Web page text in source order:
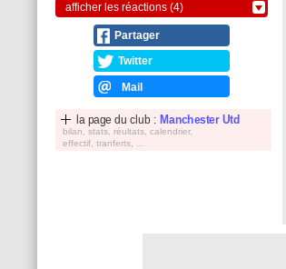
afficher les réactions (4)
Partager
Twitter
Mail
la page du club : Manchester Utd
bilan, stats, réultats, calendrier,
effectif, tranferts, ...